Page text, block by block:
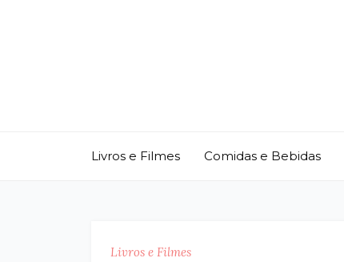
Livros e Filmes Comidas e Bebidas
Livros e Filmes